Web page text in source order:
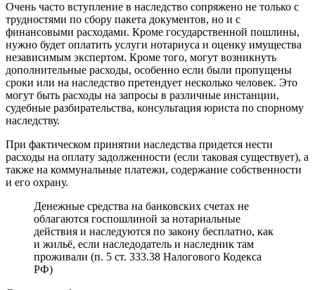
Очень часто вступление в наследство сопряжено не только с
трудностями по сбору пакета документов, но и с
финансовыми расходами. Кроме государственной пошлины,
нужно будет оплатить услуги нотариуса и оценку имущества
независимым экспертом. Кроме того, могут возникнуть
дополнительные расходы, особенно если были пропущены
сроки или на наследство претендует несколько человек. Это
могут быть расходы на запросы в различные инстанции,
судебные разбирательства, консультация юриста по спорному
наследству.
При фактическом принятии наследства придется нести
расходы на оплату задолженности (если таковая существует), а
также на коммунальные платежи, содержание собственности
и его охрану.
Денежные средства на банковских счетах не
облагаются госпошлиной за нотариальные
действия и наследуются по закону бесплатно, как
и жильё, если наследодатель и наследник там
проживали (п. 5 ст. 333.38 Налогового Кодекса
РФ)